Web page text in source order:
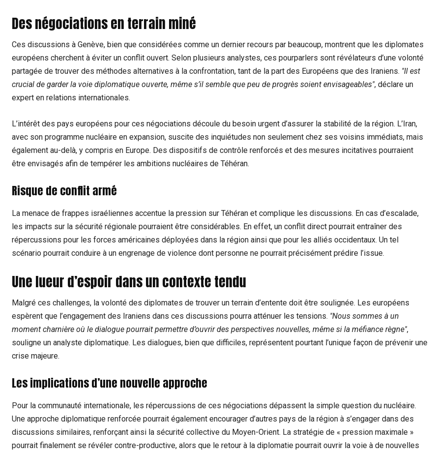
Des négociations en terrain miné
Ces discussions à Genève, bien que considérées comme un dernier recours par beaucoup, montrent que les diplomates
européens cherchent à éviter un conflit ouvert. Selon plusieurs analystes, ces pourparlers sont révélateurs d’une volonté
partagée de trouver des méthodes alternatives à la confrontation, tant de la part des Européens que des Iraniens. Il est
crucial de garder la voie diplomatique ouverte, même s’il semble que peu de progrès soient envisageables , déclare un
expert en relations internationales.
L’intérêt des pays européens pour ces négociations découle du besoin urgent d’assurer la stabilité de la région. L’Iran,
avec son programme nucléaire en expansion, suscite des inquiétudes non seulement chez ses voisins immédiats, mais
également au-delà, y compris en Europe. Des dispositifs de contrôle renforcés et des mesures incitatives pourraient
être envisagés afin de tempérer les ambitions nucléaires de Téhéran.
Risque de conflit armé
La menace de frappes israéliennes accentue la pression sur Téhéran et complique les discussions. En cas d’escalade,
les impacts sur la sécurité régionale pourraient être considérables. En effet, un conflit direct pourrait entraîner des
répercussions pour les forces américaines déployées dans la région ainsi que pour les alliés occidentaux. Un tel
scénario pourrait conduire à un engrenage de violence dont personne ne pourrait précisément prédire l’issue.
Une lueur d’espoir dans un contexte tendu
Malgré ces challenges, la volonté des diplomates de trouver un terrain d’entente doit être soulignée. Les européens
espèrent que l’engagement des Iraniens dans ces discussions pourra atténuer les tensions. Nous sommes à un
moment charnière où le dialogue pourrait permettre d’ouvrir des perspectives nouvelles, même si la méfiance règne ,
souligne un analyste diplomatique. Les dialogues, bien que difficiles, représentent pourtant l’unique façon de prévenir une
crise majeure.
Les implications d’une nouvelle approche
Pour la communauté internationale, les répercussions de ces négociations dépassent la simple question du nucléaire.
Une approche diplomatique renforcée pourrait également encourager d’autres pays de la région à s’engager dans des
discussions similaires, renforçant ainsi la sécurité collective du Moyen-Orient. La stratégie de « pression maximale »
pourrait finalement se révéler contre-productive, alors que le retour à la diplomatie pourrait ouvrir la voie à de nouvelles